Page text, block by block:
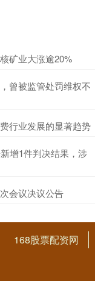
矿业大涨逾20%
曾被监管处罚维权不
行业发展的显著趋势
增1件判决结果，涉
会议决议公告
168股票配资网